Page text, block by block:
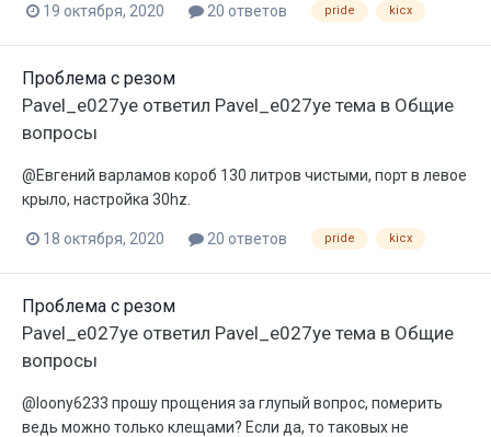
19 октября, 2020 20 ответов pride kicx
Проблема с резом
Pavel_e027ye ответил Pavel_e027ye тема в Общие
вопросы
@Евгений варламов короб 130 литров чистыми, порт в левое
крыло, настройка 30hz.
18 октября, 2020 20 ответов pride kicx
Проблема с резом
Pavel_e027ye ответил Pavel_e027ye тема в Общие
вопросы
@loony6233 прошу прощения за глупый вопрос, померить
ведь можно только клещами? Если да, то таковых не